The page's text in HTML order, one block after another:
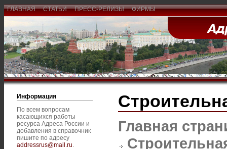
ГЛАВНАЯ СТАТЬИ ПРЕСС-РЕЛИЗЫ ФИРМЫ
Информация
По всем вопросам
касающихся работы
ресурса Адреса России и
добавления в справочник
пишите по адресу
addressrus@mail.ru.
Главная